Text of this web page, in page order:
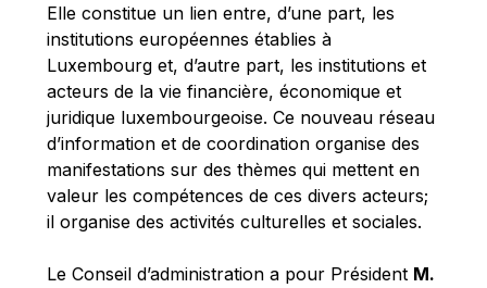
Timothy Radcliffe
Vaclav Klaus
Vassilios Skouris
Vítor Manuel da Silva Caldeira
Viviane Reding
Walter Hagg
Werner Hoyer
Elle constitue un lien entre, d’une part, les
institutions européennes établies à
Luxembourg et, d’autre part, les institutions et
acteurs de la vie financière, économique et
juridique luxembourgeoise. Ce nouveau réseau
d’information et de coordination organise des
manifestations sur des thèmes qui mettent en
valeur les compétences de ces divers acteurs;
il organise des activités culturelles et sociales.
Le Conseil d’administration a pour Président M.